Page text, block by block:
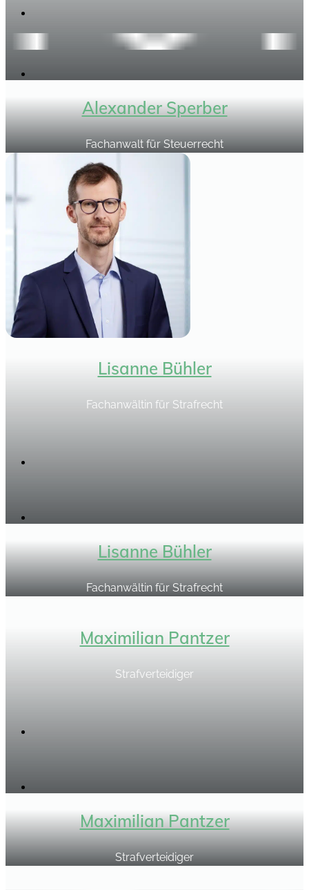
Alexander Sperber
Fachanwalt für Steuerrecht
Lisanne Bühler
Fachanwältin für Strafrecht
Lisanne Bühler
Fachanwältin für Strafrecht
Maximilian Pantzer
Strafverteidiger
Maximilian Pantzer
Strafverteidiger